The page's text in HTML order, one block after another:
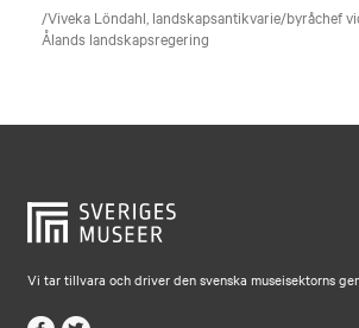
/Viveka Löndahl, landskapsantikvarie/byråchef
Ålands landskapsregering
Vi tar tillvara och driver den svenska museisektorns